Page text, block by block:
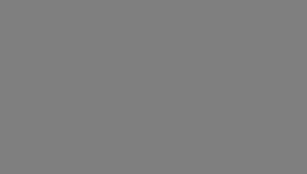
Wenn Sie unter 16 Jahre alt sind